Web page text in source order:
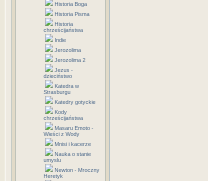
Historia Boga
Historia Pisma
Historia
chrześcijaństwa
Indie
Jerozolima
Jerozolima 2
Jezus -
dzieciństwo
Katedra w
Strasburgu
Katedry gotyckie
Kody
chrześcijaństwa
Masaru Emoto -
Wieści z Wody
Mnisi i kacerze
Nauka o stanie
umyslu
Newton - Mroczny
Heretyk